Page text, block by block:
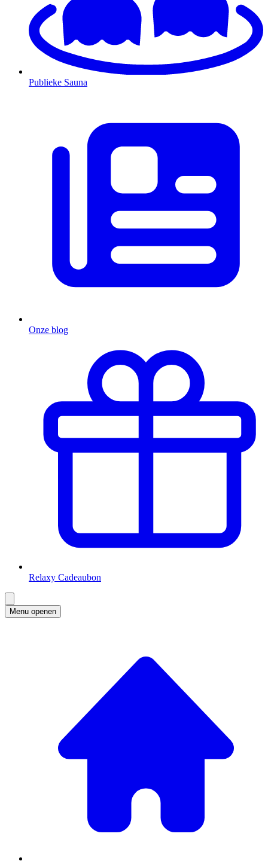
Publieke Sauna
Onze blog
Relaxy Cadeaubon
Menu openen